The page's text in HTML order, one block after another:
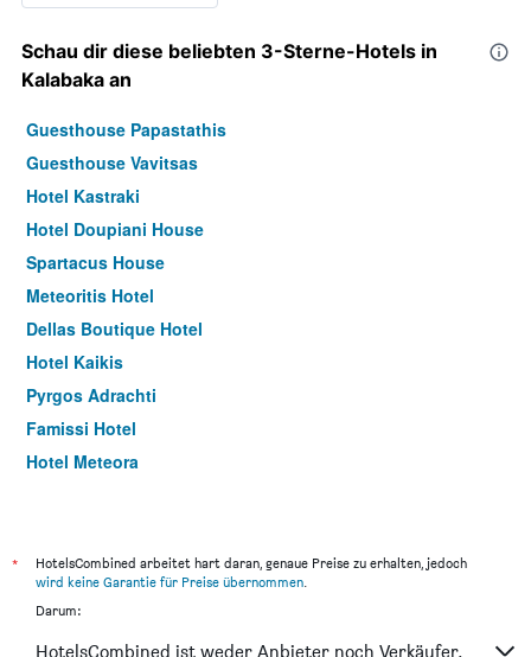
Schau dir diese beliebten 3-Sterne-Hotels in
Kalabaka an
Guesthouse Papastathis
Guesthouse Vavitsas
Hotel Kastraki
Hotel Doupiani House
Spartacus House
Meteoritis Hotel
Dellas Boutique Hotel
Hotel Kaikis
Pyrgos Adrachti
Famissi Hotel
Hotel Meteora
Zozas Rooms
Guesthouse Lithos
*
HotelsCombined arbeitet hart daran, genaue Preise zu erhalten, jedoch
wird keine Garantie für Preise übernommen.
Darum:
HotelsCombined ist weder Anbieter noch Verkäufer.